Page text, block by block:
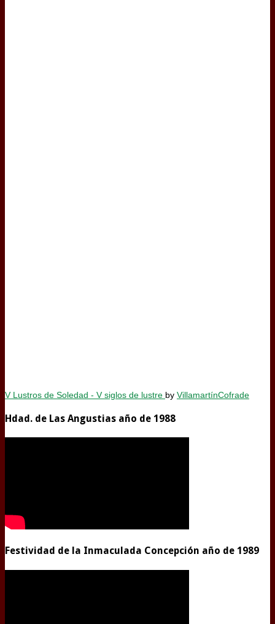
V Lustros de Soledad - V siglos de lustre by VillamartínCofrade
Hdad. de Las Angustias año de 1988
Festividad de la Inmaculada Concepción año de 1989